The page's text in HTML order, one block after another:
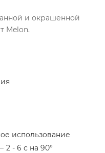
и окрашенной
Melon.
использование
2 - 6 с на 90°